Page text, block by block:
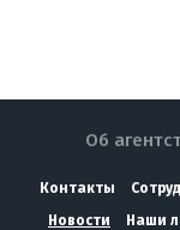
Об
Контакты
Новости
Наши